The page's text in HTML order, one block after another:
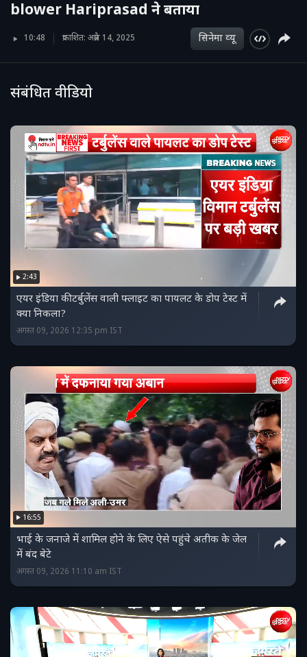
blower Hariprasad ने बताया
10:48 प्रकाशित: अप्रैल 14, 2025 सिनेमा व्‍यू
संबंधित वीडियो
2:43
एयर इंडिया की टर्बुलेंस वाली फ्लाइट का पायलट के डोप टेस्ट में
क्या निकला?
अगस्त 09, 2026 12:35 pm IST
16:55
भाई के जनाजे में शामिल होने के लिए ऐसे पहुंचे अतीक के जेल
में बंद बेटे
अगस्त 09, 2026 11:10 am IST